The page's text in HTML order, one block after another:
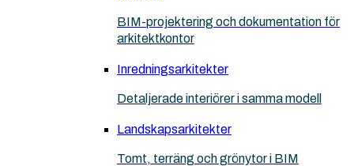
BIM-projektering och dokumentation för
arkitektkontor
Inredningsarkitekter
Detaljerade interiörer i samma modell
Landskapsarkitekter
Tomt, terräng och grönytor i BIM